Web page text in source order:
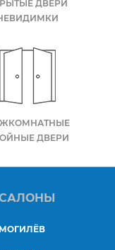
ДВЕРИ
ДВЕРИ
МОГИЛЁВ